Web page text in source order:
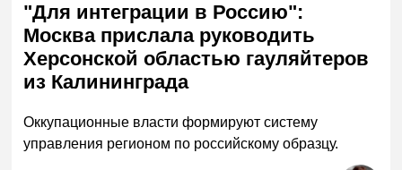
"Для интеграции в Россию":
Москва прислала руководить
Херсонской областью гауляйтеров
из Калининграда
Оккупационные власти формируют систему
управления регионом по российскому образцу.